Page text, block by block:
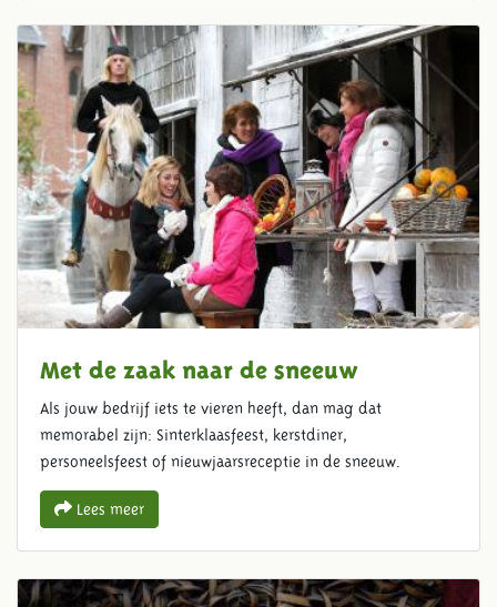
Met de zaak naar de sneeuw
Als jouw bedrijf iets te vieren heeft, dan mag dat
memorabel zijn: Sinterklaasfeest, kerstdiner,
personeelsfeest of nieuwjaarsreceptie in de sneeuw.
Lees meer